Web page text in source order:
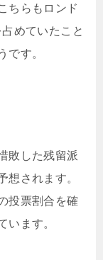
ちらもロンド
めていたこと
です。
敗した残留派
想されます。
投票割合を確
います。